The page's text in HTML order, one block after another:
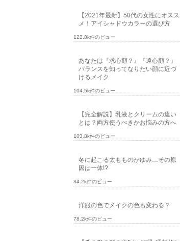
【2021年最新】50代の女性にオスス
メ！アイシャドウカラーの選び方
122.8k件のビュー
あなたは『求心顔？』『遠心顔？』
バランスを知ってなりたい顔に近づ
けるメイク
104.5k件のビュー
【完全解説】乳液とクリームの違い
とは？両方使うべきかお悩みの方へ
103.8k件のビュー
冬に起こる太もものかゆみ…その原
因は一体!?
84.2k件のビュー
洋服の色でメイクの色も変わる？
78.2k件のビュー